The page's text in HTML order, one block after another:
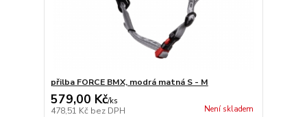
přilba FORCE BMX, modrá matná S - M
579,00 Kč/ks
478,51 Kč bez DPH Není skladem